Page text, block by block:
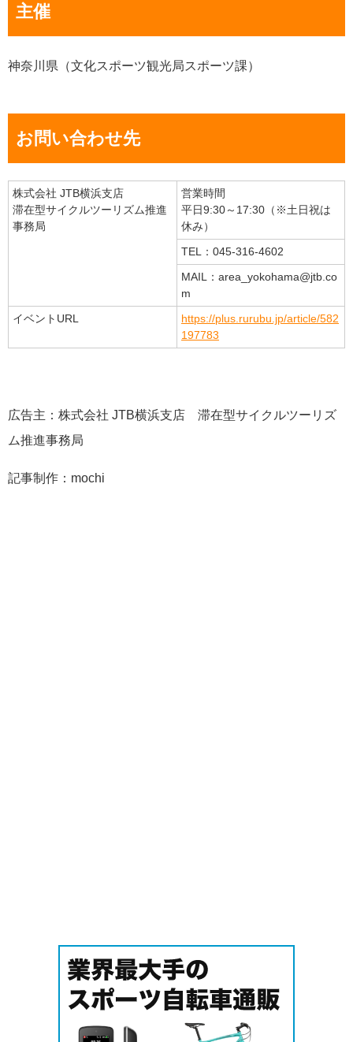
主催
神奈川県（文化スポーツ観光局スポーツ課）
お問い合わせ先
株式会社 JTB横浜支店
滞在型サイクルツーリズム推進
事務局
営業時間
平日9:30～17:30（※土日祝は
休み）
TEL：045-316-4602
MAIL：area_yokohama@jtb.co
m
イベントURL
https://plus.rurubu.jp/article/582
197783
広告主：株式会社 JTB横浜支店 滞在型サイクルツーリズ
ム推進事務局
記事制作：mochi